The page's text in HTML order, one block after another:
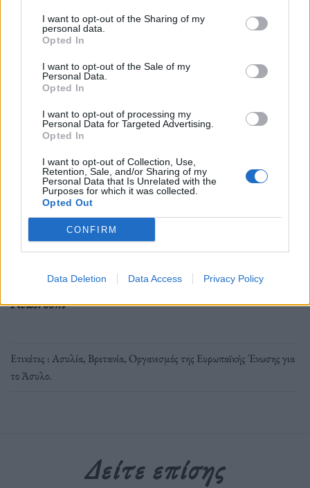
I want to opt-out of the Sharing of my
personal data.
Opted In
I want to opt-out of the Sale of my
Personal Data.
Opted In
I want to opt-out of processing my
Personal Data for Targeted Advertising.
Opted In
I want to opt-out of Collection, Use,
Retention, Sale, and/or Sharing of my
Personal Data that Is Unrelated with the
Purposes for which it was collected.
Opted Out
CONFIRM
Data Deletion Data Access Privacy Policy
σφοδρός επικριτής του νόμου περί μετανάστευσης.
«Δεν βλέπω πώς» θα σταματήσει τα σκάφη των
μεταναστών. «Δεν έχω ακούσει κάτι που να με
πείσει», δήλωσε κατά την διάρκεια της συζήτησης.
Ακολουθήστε το OLAFAQ
Newsroom
Ετικέτες :Ασυλία, Βρετανία, Οργανισμός της Ευρωπαϊκής Ένωσης για
το Άσυλο.
Δείτε επίσης